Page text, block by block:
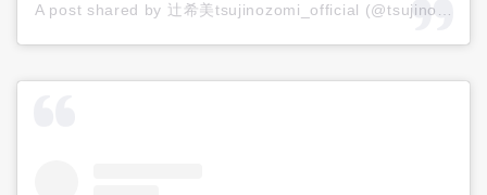
A post shared by 辻希美tsujinozomi_official (@tsujinozomi_official)